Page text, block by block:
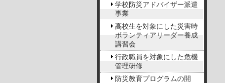
学校防災アドバイザー派遣
事業
高校生を対象にした災害時
ボランティアリーダー養成
講習会
行政職員を対象にした危機
管理研修
防災教育プログラムの開